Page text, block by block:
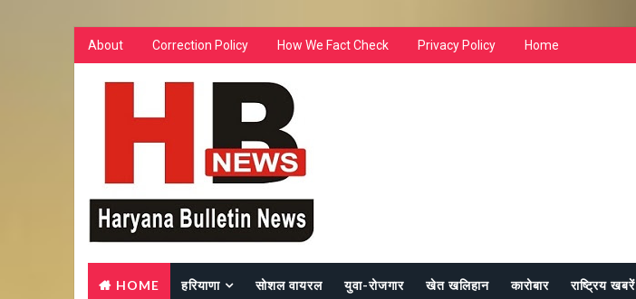
About Correction Policy How We Fact Check Privacy Policy Home
HOME हरियाणा सोशल वायरल युवा-रोजगार खेत खलिहान कारोबार राष्ट्रिय खबरें